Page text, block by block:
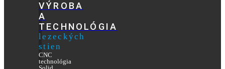
VÝROBA
A
TECHNOLÓGIA
lezeckých
stien
CNC
technológia